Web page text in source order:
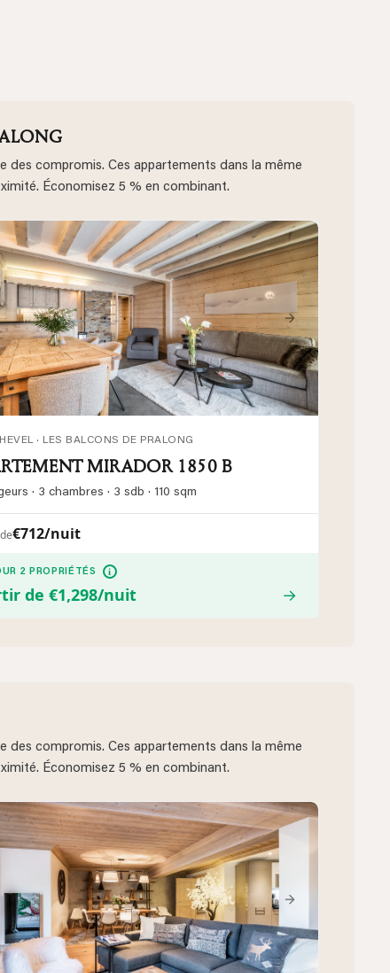
des compromis. Ces appartements dans la même
Économisez 5 % en combinant.
Next
· LES BALCONS DE PRALONG
MIRADOR 1850 B
· 3 chambres · 3 sdb · 110 sqm
€712/nuit
2 PROPRIÉTÉS i
de €1,298/nuit →
des compromis. Ces appartements dans la même
Économisez 5 % en combinant.
Next